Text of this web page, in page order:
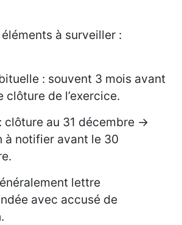
à surveiller :
: souvent 3 mois avant
clôture de l’exercice.
clôture au 31 décembre →
à notifier avant le 30
lettre
avec accusé de